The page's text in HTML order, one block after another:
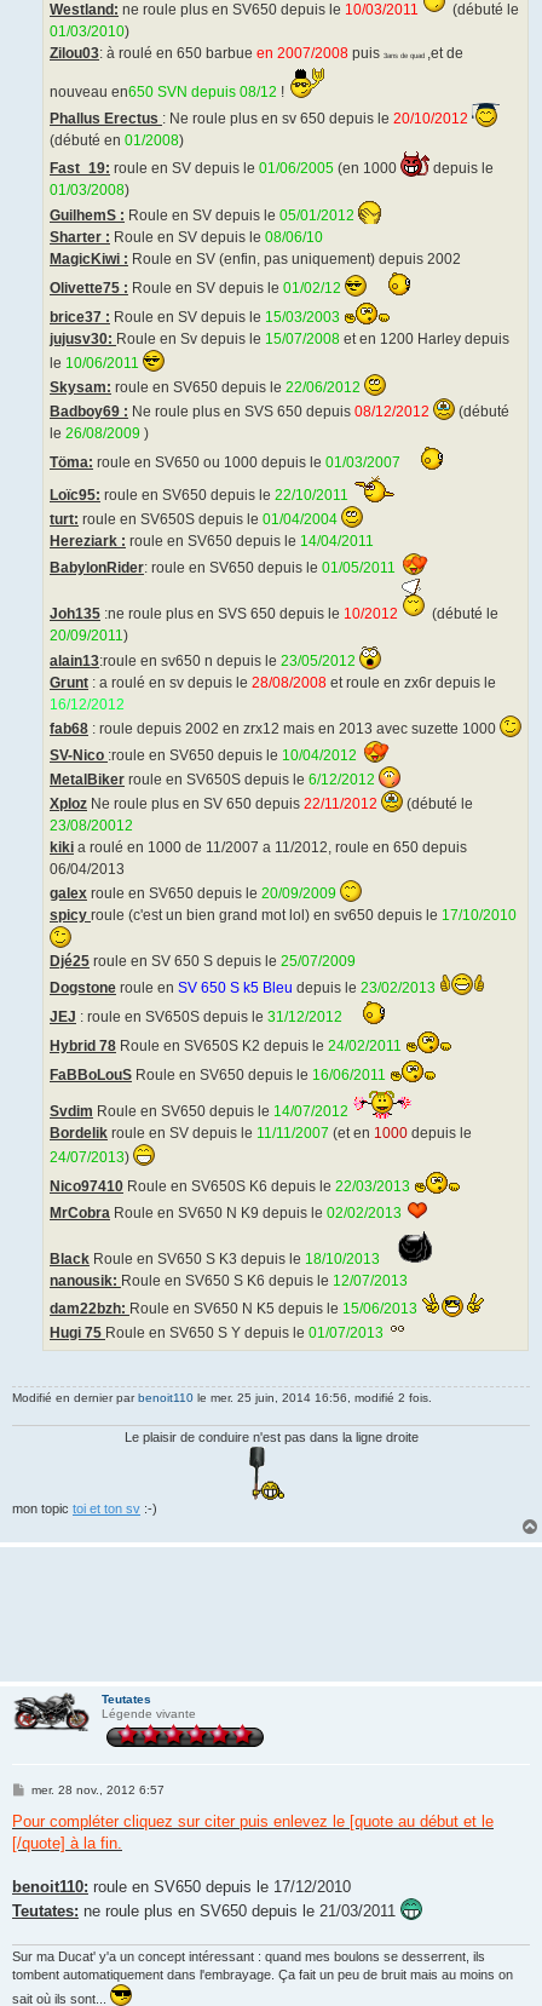
Westland: ne roule plus en SV650 depuis le 10/03/2011
(débuté le
01/03/2010)
Zilou03: à roulé en 650 barbue en 2007/2008 puis 3ans de quad ,et de
nouveau en650 SVN depuis 08/12 !
Phallus Erectus : Ne roule plus en sv 650 depuis le 20/10/2012
(débuté en 01/2008)
Fast_19: roule en SV depuis le 01/06/2005 (en 1000
depuis le
01/03/2008)
GuilhemS : Roule en SV depuis le 05/01/2012
Sharter : Roule en SV depuis le 08/06/10
MagicKiwi : Roule en SV (enfin, pas uniquement) depuis 2002
Olivette75 : Roule en SV depuis le 01/02/12
brice37 : Roule en SV depuis le 15/03/2003
jujusv30: Roule en Sv depuis le 15/07/2008 et en 1200 Harley depuis
le 10/06/2011
Skysam: roule en SV650 depuis le 22/06/2012
Badboy69 : Ne roule plus en SVS 650 depuis 08/12/2012
(débuté
le 26/08/2009 )
Töma: roule en SV650 ou 1000 depuis le 01/03/2007
Loïc95: roule en SV650 depuis le 22/10/2011
turt: roule en SV650S depuis le 01/04/2004
Hereziark : roule en SV650 depuis le 14/04/2011
BabylonRider: roule en SV650 depuis le 01/05/2011
Joh135 :ne roule plus en SVS 650 depuis le 10/2012
(débuté le
20/09/2011)
alain13:roule en sv650 n depuis le 23/05/2012
Grunt : a roulé en sv depuis le 28/08/2008 et roule en zx6r depuis le
16/12/2012
fab68 : roule depuis 2002 en zrx12 mais en 2013 avec suzette 1000
SV-Nico :roule en SV650 depuis le 10/04/2012
MetalBiker roule en SV650S depuis le 6/12/2012
Xploz Ne roule plus en SV 650 depuis 22/11/2012
(débuté le
23/08/20012
kiki a roulé en 1000 de 11/2007 a 11/2012, roule en 650 depuis
06/04/2013
galex roule en SV650 depuis le 20/09/2009
spicy roule (c'est un bien grand mot lol) en sv650 depuis le 17/10/2010
Djé25 roule en SV 650 S depuis le 25/07/2009
Dogstone roule en SV 650 S k5 Bleu depuis le 23/02/2013
JEJ : roule en SV650S depuis le 31/12/2012
Hybrid 78 Roule en SV650S K2 depuis le 24/02/2011
FaBBoLouS Roule en SV650 depuis le 16/06/2011
Svdim Roule en SV650 depuis le 14/07/2012
Bordelik roule en SV depuis le 11/11/2007 (et en 1000 depuis le
24/07/2013)
Nico97410 Roule en SV650S K6 depuis le 22/03/2013
MrCobra Roule en SV650 N K9 depuis le 02/02/2013
Black Roule en SV650 S K3 depuis le 18/10/2013
nanousik: Roule en SV650 S K6 depuis le 12/07/2013
dam22bzh: Roule en SV650 N K5 depuis le 15/06/2013
Hugi 75 Roule en SV650 S Y depuis le 01/07/2013
Modifié en dernier parbenoit110 le mer. 25 juin, 2014 16:56, modifié 2 fois.
Le plaisir de conduire n'est pas dans la ligne droite
mon topic toi et ton sv :-)
Teutates
Légende vivante
M
s
s
a
mer. 28 nov., 2012 6:57
Pour compléter cliquez sur citer puis enlevez le [quote au début et le
[/quote] à la fin.
benoit110: roule en SV650 depuis le 17/12/2010
Teutates: ne roule plus en SV650 depuis le 21/03/2011
Sur ma Ducat' y'a un concept intéressant : quand mes boulons se desserrent, ils
tombent automatiquement dans l'embrayage. Ça fait un peu de bruit mais au moins on
sait où ils sont...